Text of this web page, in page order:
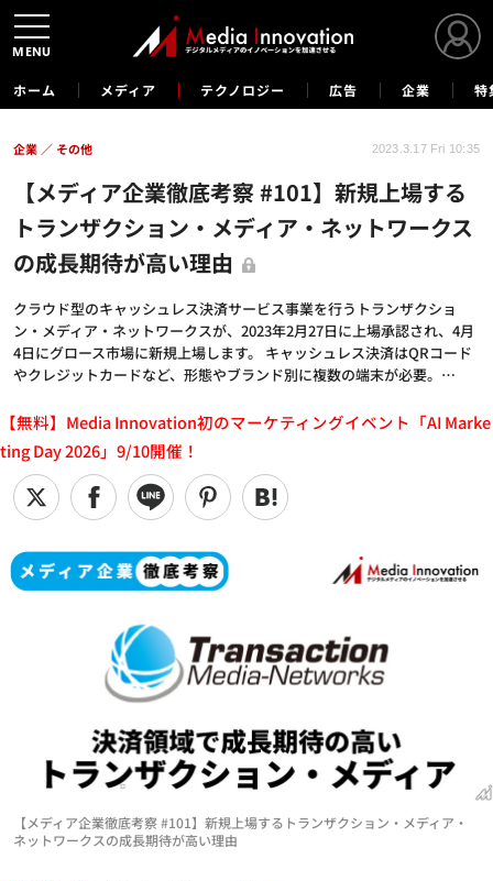
ホーム メディア テクノロジー 広告 企業 特
【メディア企業徹底考察 #101】新規上場する
トランザクション・メディア・ネットワークス
の成長期待が高い理由
クラウド型のキャッシュレス決済サービス事業を行うトランザクショ
ン・メディア・ネットワークスが、2023年2月27日に上場承認され、4月
4日にグロース市場に新規上場します。 キャッシュレス決済はQRコード
やクレジットカードなど、形態やブランド別に複数の端末が必要。…
企業 その他 2023.3.17 Fri 10:35
【無料】Media Innovation初のマーケティングイベント「AI Marke
ting Day 2026」9/10開催！
【メディア企業徹底考察 #101】新規上場するトランザクション・メディア・
ネットワークスの成長期待が高い理由
MENU